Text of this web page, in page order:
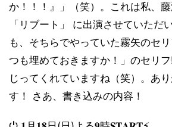
か！！！』」（笑）。これは私、
「リブート」 に出演させていただ
も、そちらでやっていた霧矢のセ
つも埋めておきますか！」のセリ
じってくれていますね（笑）。あ
す！ さあ、書き込みの内容！